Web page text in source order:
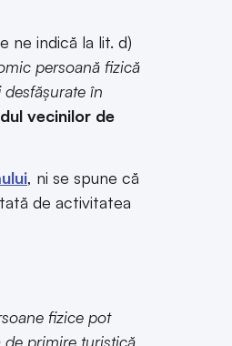
ne indică la lit. d)
persoană fizică
în
vecinilor de
, ni se spune că
de activitatea
fizice pot
primire turistică